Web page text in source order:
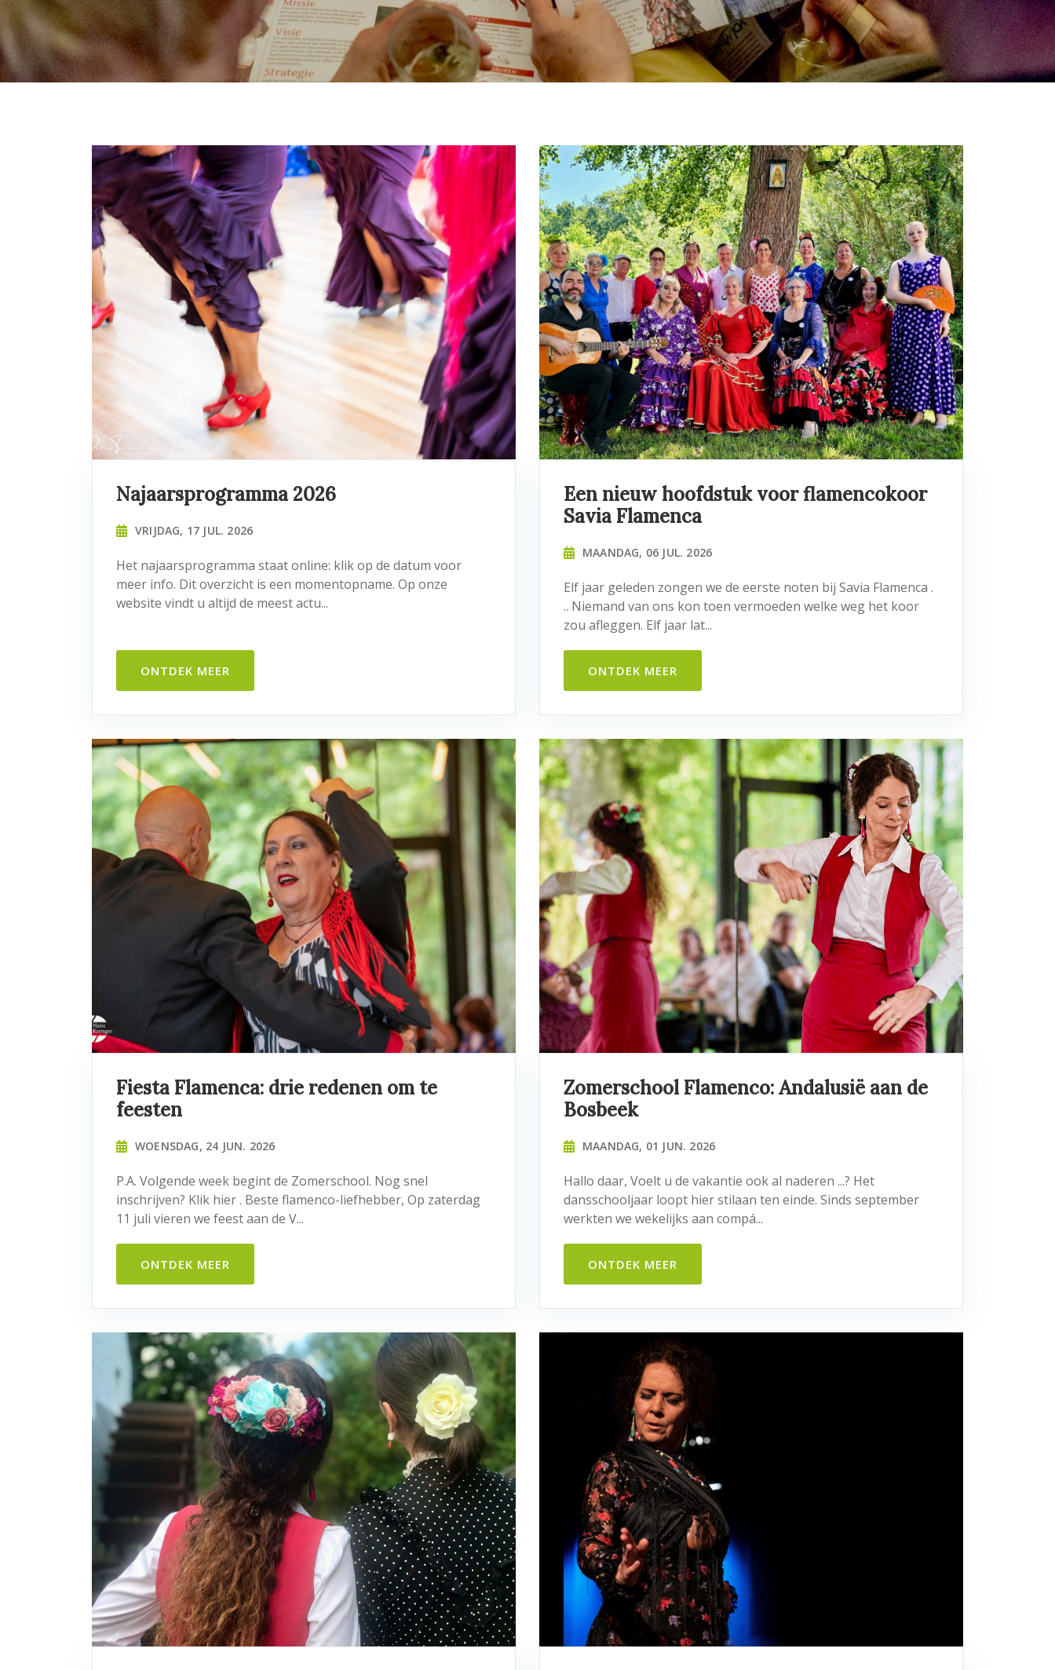
Najaarsprogramma 2026
VRIJDAG, 17 JUL. 2026
Het najaarsprogramma staat online: klik op de datum voor
meer info. Dit overzicht is een momentopname. Op onze
website vindt u altijd de meest actu...
ONTDEK MEER
Een nieuw hoofdstuk voor flamencokoor
Savia Flamenca
MAANDAG, 06 JUL. 2026
Elf jaar geleden zongen we de eerste noten bij Savia Flamenca .
.. Niemand van ons kon toen vermoeden welke weg het koor
zou afleggen. Elf jaar lat...
ONTDEK MEER
Fiesta Flamenca: drie redenen om te
feesten
WOENSDAG, 24 JUN. 2026
P.A. Volgende week begint de Zomerschool. Nog snel
inschrijven? Klik hier . Beste flamenco-liefhebber, Op zaterdag
11 juli vieren we feest aan de V...
ONTDEK MEER
Zomerschool Flamenco: Andalusië aan de
Bosbeek
MAANDAG, 01 JUN. 2026
Hallo daar, Voelt u de vakantie ook al naderen ...? Het
dansschooljaar loopt hier stilaan ten einde. Sinds september
werkten we wekelijks aan compá...
ONTDEK MEER